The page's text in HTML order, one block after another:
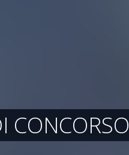
CONCORSO